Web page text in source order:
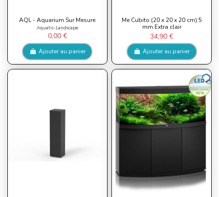
AQL - Aquarium Sur Mesure
Aquatic-Landscape
0,00 €
Ajouter au panier
Me Cubito (20 x 20 x 20 cm) 5
mm Extra clair
34,90 €
Ajouter au panier